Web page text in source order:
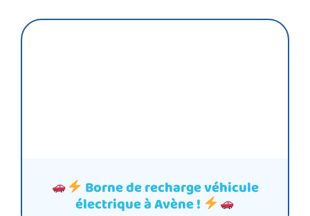
Borne de recharge véhicule
électrique à Avène !